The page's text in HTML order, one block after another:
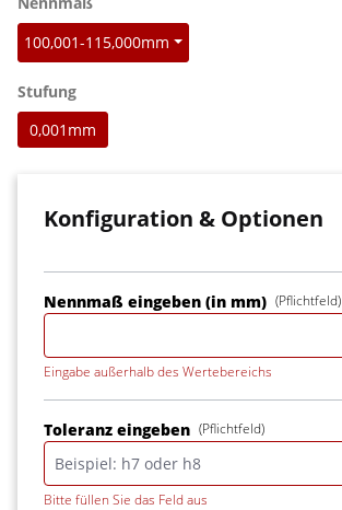
100,001-115,000mm
Stufungauswählen
0,001mm
Konfiguration & Optionen
Nennmaß eingeben (in mm) (Pflichtfeld)
Eingabe außerhalb des Wertebereichs
Toleranz eingeben (Pflichtfeld)
Bitte füllen Sie das Feld aus